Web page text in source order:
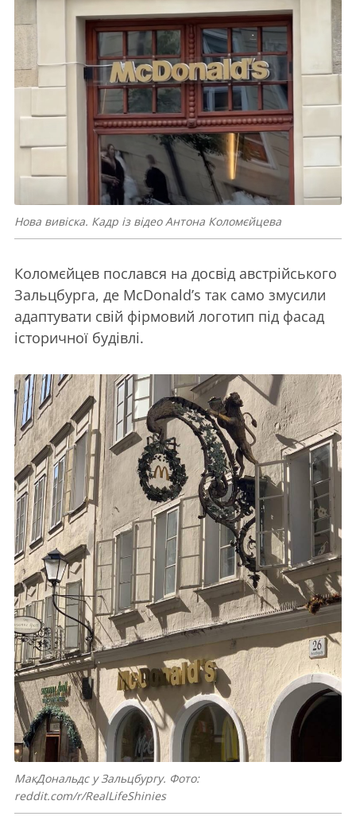
Нова вивіска. Кадр із відео Антона Коломєйцева
Коломєйцев послався на досвід австрійського
Зальцбурга, де McDonald’s так само змусили
адаптувати свій фірмовий логотип під фасад
історичної будівлі.
МакДональдс у Зальцбургу. Фото:
reddit.com/r/RealLifeShinies